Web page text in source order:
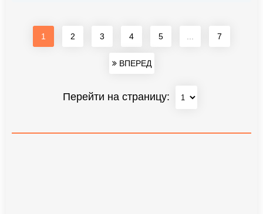
1 2 3 4 5 7
ВПЕРЕД
Перейти на страницу: